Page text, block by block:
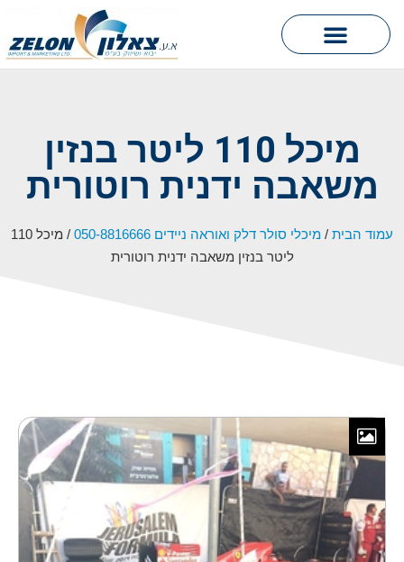
מיכל 110 ליטר בנזין
משאבה ידנית רוטורית
עמוד הבית / מיכלי סולר דלק ואוראה ניידים 050-8816666
/ מיכל 110
ליטר בנזין משאבה ידנית רוטורית